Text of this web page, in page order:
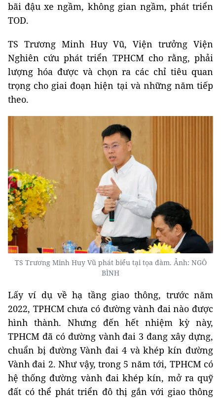
bãi đậu xe ngầm, không gian ngầm, phát triển
TOD.
TS Trương Minh Huy Vũ, Viện trưởng Viện
Nghiên cứu phát triển TPHCM cho rằng, phải
lượng hóa được và chọn ra các chỉ tiêu quan
trọng cho giai đoạn hiện tại và những năm tiếp
theo.
TS Trương Minh Huy Vũ phát biểu tại tọa đàm. Ảnh: NGÔ
BÌNH
Lấy ví dụ về hạ tầng giao thông, trước năm
2022, TPHCM chưa có đường vành đai nào được
hình thành. Nhưng đến hết nhiệm kỳ này,
TPHCM đã có đường vành đai 3 đang xây dựng,
chuẩn bị đường Vành đai 4 và khép kín đường
Vành đai 2. Như vậy, trong 5 năm tới, TPHCM có
hệ thống đường vành đai khép kín, mở ra quỹ
đất có thể phát triển đô thị gắn với giao thông